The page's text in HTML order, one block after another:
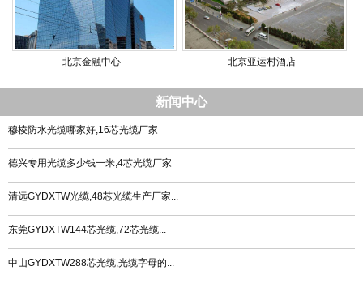
北京金融中心 北京亚运村酒店
新闻中心
穆棱防水光缆哪家好,16芯光缆厂家
德兴专用光缆多少钱一米,4芯光缆厂家
清远GYDXTW光缆,48芯光缆生产厂家...
东莞GYDXTW144芯光缆,72芯光缆...
中山GYDXTW288芯光缆,光缆字母的...